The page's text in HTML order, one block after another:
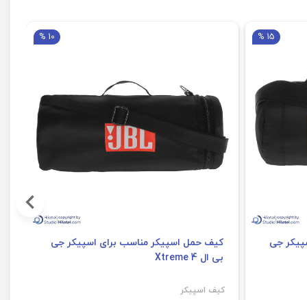
15 %
جی
10 %
کیف حمل اسپیکر مناسب برای اسپیکر جی
بی ال Xtreme 4
کیف اسپیکر